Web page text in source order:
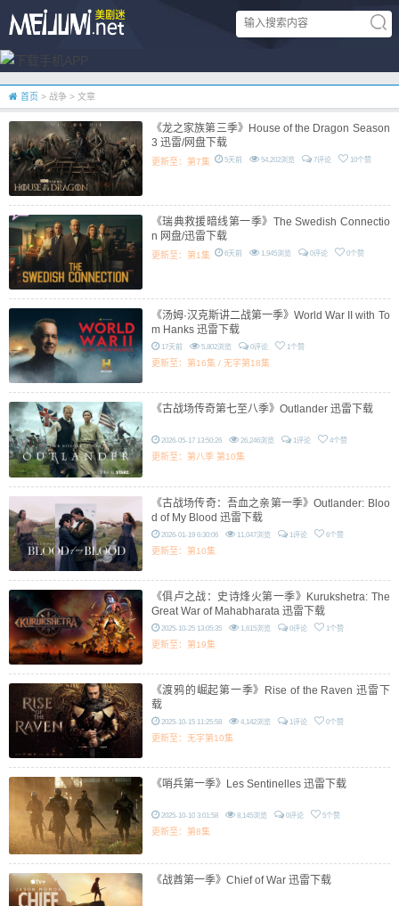
首页 > 战争 > 文章
《龙之家族第三季》House of the Dragon Season
3 迅雷/网盘下载
5天前 54,202浏览 7评论 10个赞
更新至：第7集
《瑞典救援暗线第一季》The Swedish Connectio
n 网盘/迅雷下载
6天前 1,945浏览 0评论 0个赞
更新至：第1集
《汤姆·汉克斯讲二战第一季》World War II with To
m Hanks 迅雷下载
17天前 5,802浏览 0评论 1个赞
更新至：第16集 / 无字第18集
《古战场传奇第七至八季》Outlander 迅雷下载
2026-05-17 13:50:26 26,246浏览 1评论 4个赞
更新至：第八季 第10集
《古战场传奇：吾血之亲第一季》Outlander: Bloo
d of My Blood 迅雷下载
2026-01-19 6:30:06 11,047浏览 1评论 6个赞
更新至：第10集
《俱卢之战：史诗烽火第一季》Kurukshetra: The
Great War of Mahabharata 迅雷下载
2025-10-25 13:05:35 1,615浏览 0评论 1个赞
更新至：第19集
《渡鸦的崛起第一季》Rise of the Raven 迅雷下
载
2025-10-15 11:25:58 4,142浏览 1评论 0个赞
更新至：无字第10集
《哨兵第一季》Les Sentinelles 迅雷下载
2025-10-10 3:01:58 8,145浏览 0评论 5个赞
更新至：第8集
《战酋第一季》Chief of War 迅雷下载